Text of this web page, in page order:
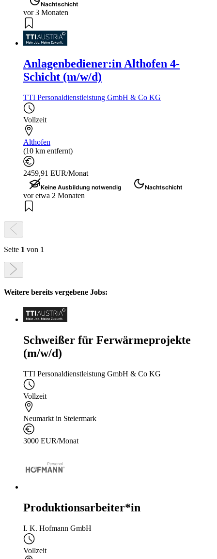
Nachtschicht
vor 3 Monaten
Anlagenbediener:in Althofen 4-
Schicht (m/w/d)
TTI Personaldienstleistung GmbH & Co KG
Vollzeit
Althofen
(10 km entfernt)
2459,91 EUR/Monat
Keine Ausbildung notwendig Nachtschicht
vor etwa 2 Monaten
Seite 1 von 1
Weitere bereits vergebene Jobs:
Schweißer für Ferwärmeprojekte
(m/w/d)
TTI Personaldienstleistung GmbH & Co KG
Vollzeit
Neumarkt in Steiermark
3000 EUR/Monat
Produktionsarbeiter*in
I. K. Hofmann GmbH
Vollzeit